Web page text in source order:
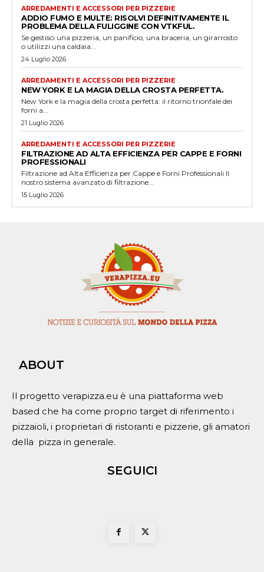
ARREDAMENTI E ACCESSORI PER PIZZERIE
ADDIO FUMO E MULTE: RISOLVI DEFINITIVAMENTE IL
PROBLEMA DELLA FULIGGINE CON VTKFUL.
Se gestisci una pizzeria, un panificio, una braceria, un girarrosto
o utilizzi una caldaia...
24 Luglio 2026
ARREDAMENTI E ACCESSORI PER PIZZERIE
NEW YORK E LA MAGIA DELLA CROSTA PERFETTA.
New York e la magia della crosta perfetta: il ritorno trionfale dei
forni a...
21 Luglio 2026
ARREDAMENTI E ACCESSORI PER PIZZERIE
FILTRAZIONE AD ALTA EFFICIENZA PER CAPPE E FORNI
PROFESSIONALI
Filtrazione ad Alta Efficienza per Cappe e Forni Professionali Il
nostro sistema avanzato di filtrazione...
15 Luglio 2026
ABOUT
Il progetto verapizza.eu è una piattaforma web
based che ha come proprio target di riferimento i
pizzaioli, i proprietari di ristoranti e pizzerie, gli amatori
della pizza in generale.
SEGUICI